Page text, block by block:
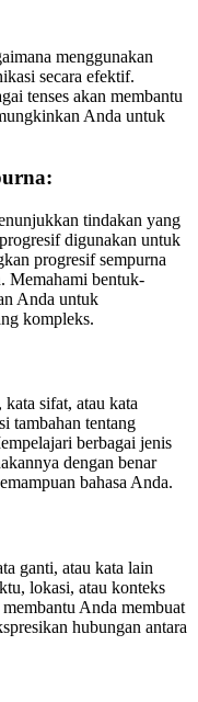
menggunakan
secara efektif.
tenses akan membantu
Anda untuk
tindakan yang
digunakan untuk
progresif sempurna
Memahami bentuk-
Anda untuk
kompleks.
sifat, atau kata
tambahan tentang
berbagai jenis
dengan benar
bahasa Anda.
ganti, atau kata lain
lokasi, atau konteks
Anda membuat
hubungan antara